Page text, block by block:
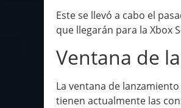
Este se llevó a cabo el
que llegarán para la Xbox
Ventana de
La ventana de
tienen actualmente las